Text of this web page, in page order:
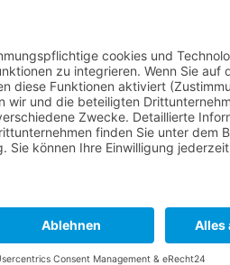
den
um
zu
Details
zu, um